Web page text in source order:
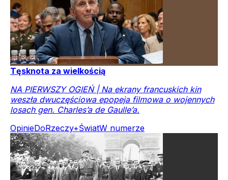
Tęsknota za wielkością
NA PIERWSZY OGIEŃ | Na ekrany francuskich kin
weszła dwuczęściowa epopeja filmowa o wojennych
losach gen. Charles’a de Gaulle’a.
OpinieDoRzeczy+ŚwiatW numerze